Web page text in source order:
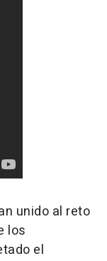
unido al reto
los
el